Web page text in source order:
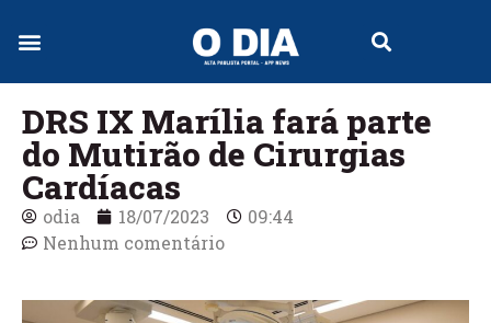
DRS IX Marília fará parte
do Mutirão de Cirurgias
Cardíacas
odia 18/07/2023
09:44
Nenhum comentário